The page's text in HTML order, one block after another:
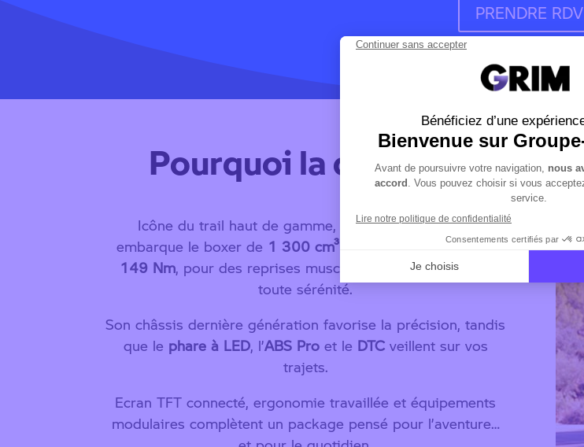
PRENDRE RDV
Pourquoi la choisir ?
Icône du trail haut de gamme, la BMWR 1300 GS
embarque le boxer de 1 300 cm³développant 145 chet
149 Nm, pour des reprises musclées et des voyages en
toute sérénité.
Son châssis dernière génération favorise la précision, tandis
que le phare à LED, l’ABS Proet le DTCveillent sur vos
trajets.
Ecran TFT connecté, ergonomie travaillée et équipements
modulaires complètent un package pensé pour l’aventure…